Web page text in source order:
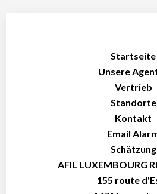
Startseite
Unsere
Vertrieb
Standorte
Kontakt
Email
Schätzung
AFIL LUXEMBOURG
155 route